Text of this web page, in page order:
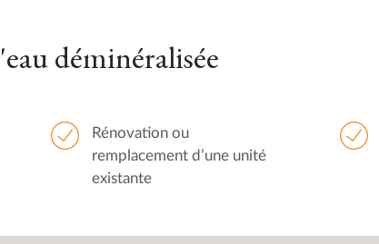
déminéralisée
Rénovation ou
remplacement d’une unité
existante